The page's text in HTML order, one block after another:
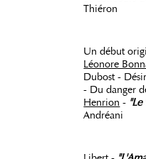
Thiéron
Un début
Léonore
Dubost -
- Du danger
Henrion -
Andréani